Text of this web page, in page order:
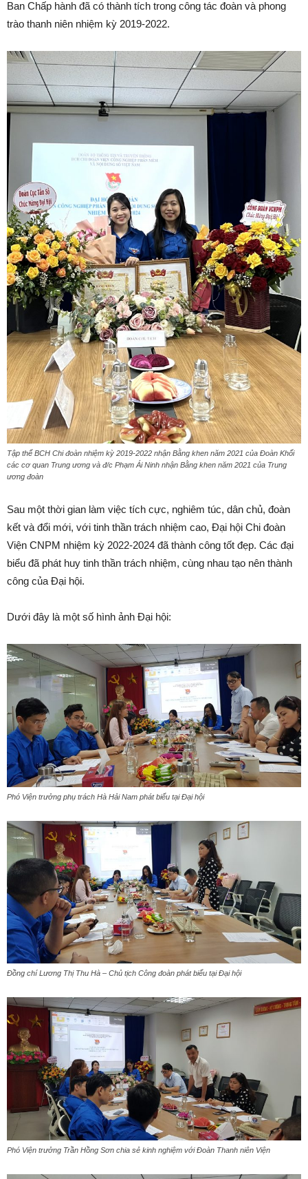
Ban Chấp hành đã có thành tích trong công tác đoàn và phong
trào thanh niên nhiệm kỳ 2019-2022.
Tập thể BCH Chi đoàn nhiệm kỳ 2019-2022 nhận Bằng khen năm 2021 của Đoàn Khối
các cơ quan Trung ương và đ/c Phạm Ái Ninh nhận Bằng khen năm 2021 của Trung
ương đoàn
Sau một thời gian làm việc tích cực, nghiêm túc, dân chủ, đoàn
kết và đổi mới, với tinh thần trách nhiệm cao, Đại hội Chi đoàn
Viện CNPM nhiệm kỳ 2022-2024 đã thành công tốt đẹp. Các đại
biểu đã phát huy tinh thần trách nhiệm, cùng nhau tạo nên thành
công của Đại hội.
Dưới đây là một số hình ảnh Đại hội:
Phó Viện trưởng phụ trách Hà Hải Nam phát biểu tại Đại hội
Đồng chí Lương Thị Thu Hà – Chủ tịch Công đoàn phát biểu tại Đại hội
Phó Viện trưởng Trần Hồng Sơn chia sẻ kinh nghiệm với Đoàn Thanh niên Viện